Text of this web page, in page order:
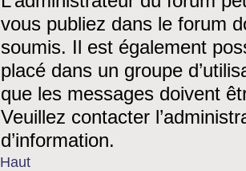
vous publiez dans le forum
soumis. Il est également
placé dans un groupe
que les messages doivent
Veuillez contacter
d’information.
Haut